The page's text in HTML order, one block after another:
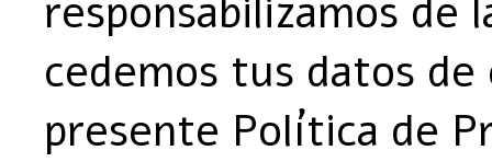
responsabilizamos de
cedemos tus datos
presente Política de